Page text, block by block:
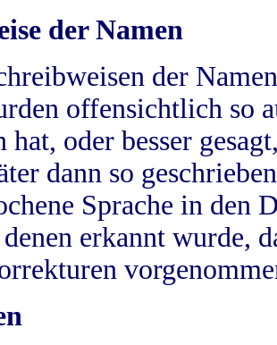
der Namen
der
offensichtlich so
hat, oder besser
dann so
Sprache in
erkannt wurde,